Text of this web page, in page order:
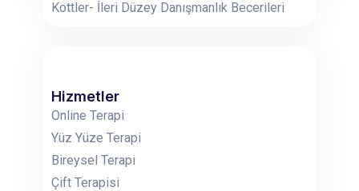
Kottler- İleri Düzey Danışmanlık Becerileri
Hizmetler
Online Terapi
Yüz Yüze Terapi
Bireysel Terapi
Çift Terapisi